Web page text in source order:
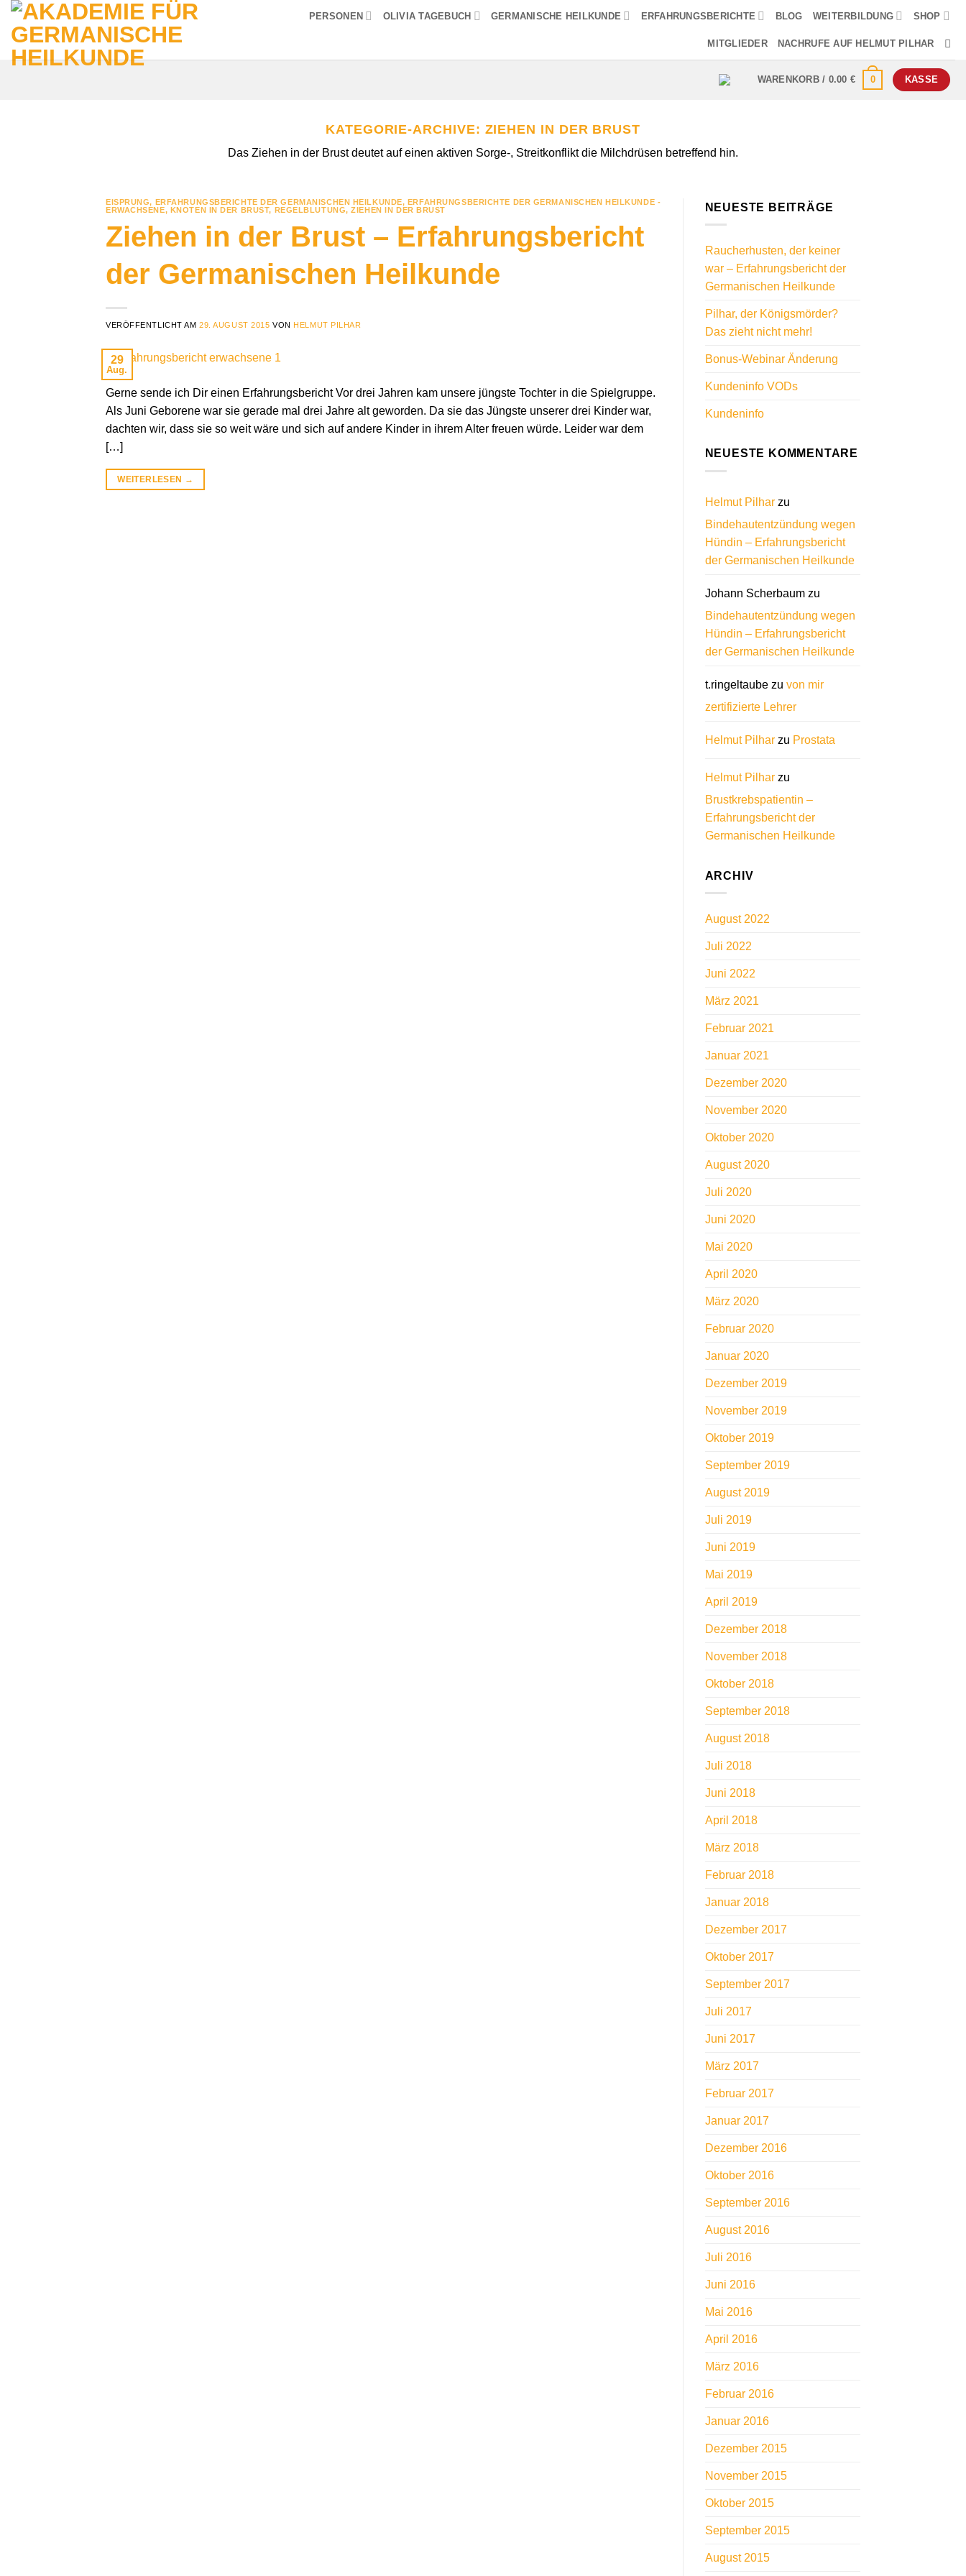
Zum
Inhalt
springen
PERSONEN OLIVIA TAGEBUCH GERMANISCHE HEILKUNDE ERFAHRUNGSBERICHTE BLOG WEITERBILDUNG SHOP
MITGLIEDER NACHRUFE AUF HELMUT PILHAR
WARENKORB / 0.00 € 0 KASSE
KATEGORIE-ARCHIVE: ZIEHEN IN DER BRUST
Das Ziehen in der Brust deutet auf einen aktiven Sorge-, Streitkonflikt die Milchdrüsen betreffend hin.
EISPRUNG, ERFAHRUNGSBERICHTE DER GERMANISCHEN HEILKUNDE, ERFAHRUNGSBERICHTE DER GERMANISCHEN HEILKUNDE -
ERWACHSENE, KNOTEN IN DER BRUST, REGELBLUTUNG,ZIEHEN IN DER BRUST
Ziehen in der Brust – Erfahrungsbericht
der Germanischen Heilkunde
VERÖFFENTLICHT AM29. AUGUST 2015 VON HELMUT PILHAR
29
Aug.
Gerne sende ich Dir einen Erfahrungsbericht Vor drei Jahren kam unsere jüngste Tochter in die Spielgruppe.
Als Juni Geborene war sie gerade mal drei Jahre alt geworden. Da sie das Jüngste unserer drei Kinder war,
dachten wir, dass sie so weit wäre und sich auf andere Kinder in ihrem Alter freuen würde. Leider war dem
[…]
WEITERLESEN →
NEUESTE BEITRÄGE
Raucherhusten, der keiner
war – Erfahrungsbericht der
Germanischen Heilkunde
Pilhar, der Königsmörder?
Das zieht nicht mehr!
Bonus-Webinar Änderung
Kundeninfo VODs
Kundeninfo
NEUESTE KOMMENTARE
Helmut Pilharzu
Bindehautentzündung wegen
Hündin – Erfahrungsbericht
der Germanischen Heilkunde
Johann Scherbaumzu
Bindehautentzündung wegen
Hündin – Erfahrungsbericht
der Germanischen Heilkunde
t.ringeltaubezu von mir
zertifizierte Lehrer
Helmut Pilharzu Prostata
Helmut Pilharzu
Brustkrebspatientin –
Erfahrungsbericht der
Germanischen Heilkunde
ARCHIV
August 2022
Juli 2022
Juni 2022
März 2021
Februar 2021
Januar 2021
Dezember 2020
November 2020
Oktober 2020
August 2020
Juli 2020
Juni 2020
Mai 2020
April 2020
März 2020
Februar 2020
Januar 2020
Dezember 2019
November 2019
Oktober 2019
September 2019
August 2019
Juli 2019
Juni 2019
Mai 2019
April 2019
Dezember 2018
November 2018
Oktober 2018
September 2018
August 2018
Juli 2018
Juni 2018
April 2018
März 2018
Februar 2018
Januar 2018
Dezember 2017
Oktober 2017
September 2017
Juli 2017
Juni 2017
März 2017
Februar 2017
Januar 2017
Dezember 2016
Oktober 2016
September 2016
August 2016
Juli 2016
Juni 2016
Mai 2016
April 2016
März 2016
Februar 2016
Januar 2016
Dezember 2015
November 2015
Oktober 2015
September 2015
August 2015